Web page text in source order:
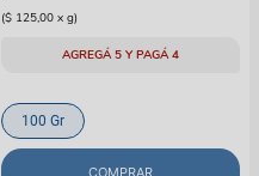
($ 125,00 x g)
AGREGÁ 5 Y PAGÁ 4
100 Gr
COMPRAR